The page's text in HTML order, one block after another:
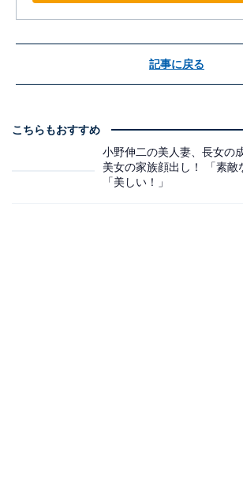
記事に戻る
こちらもおすすめ
小野伸二の美人妻、長女の
美女の家族顔出し！ 「素敵
「美しい！」